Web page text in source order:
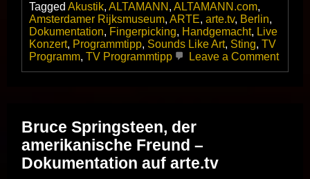
Tagged Akustik, ALTAMANN , ALTAMANN.com,
Amsterdamer Rijksmuseum, ARTE, arte.tv, Berlin,
Dokumentation, Fingerpicking, Handgemacht, Live
Konzert, Programmtipp, Sounds Like Art, Sting, TV
Programm, TV Programmtipp Leave a Commenton
Bruce Springsteen, der
amerikanische Freund –
Dokumentation auf arte.tv